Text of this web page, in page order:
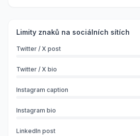
Limity znaků na sociálních sítích
Twitter / X post
Twitter / X bio
Instagram caption
Instagram bio
LinkedIn post